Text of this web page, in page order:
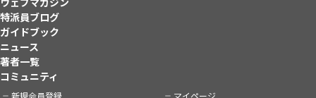
特派員ブログ
ガイドブック
ニュース
著者一覧
コミュニティ
新規会員登録 マイページ